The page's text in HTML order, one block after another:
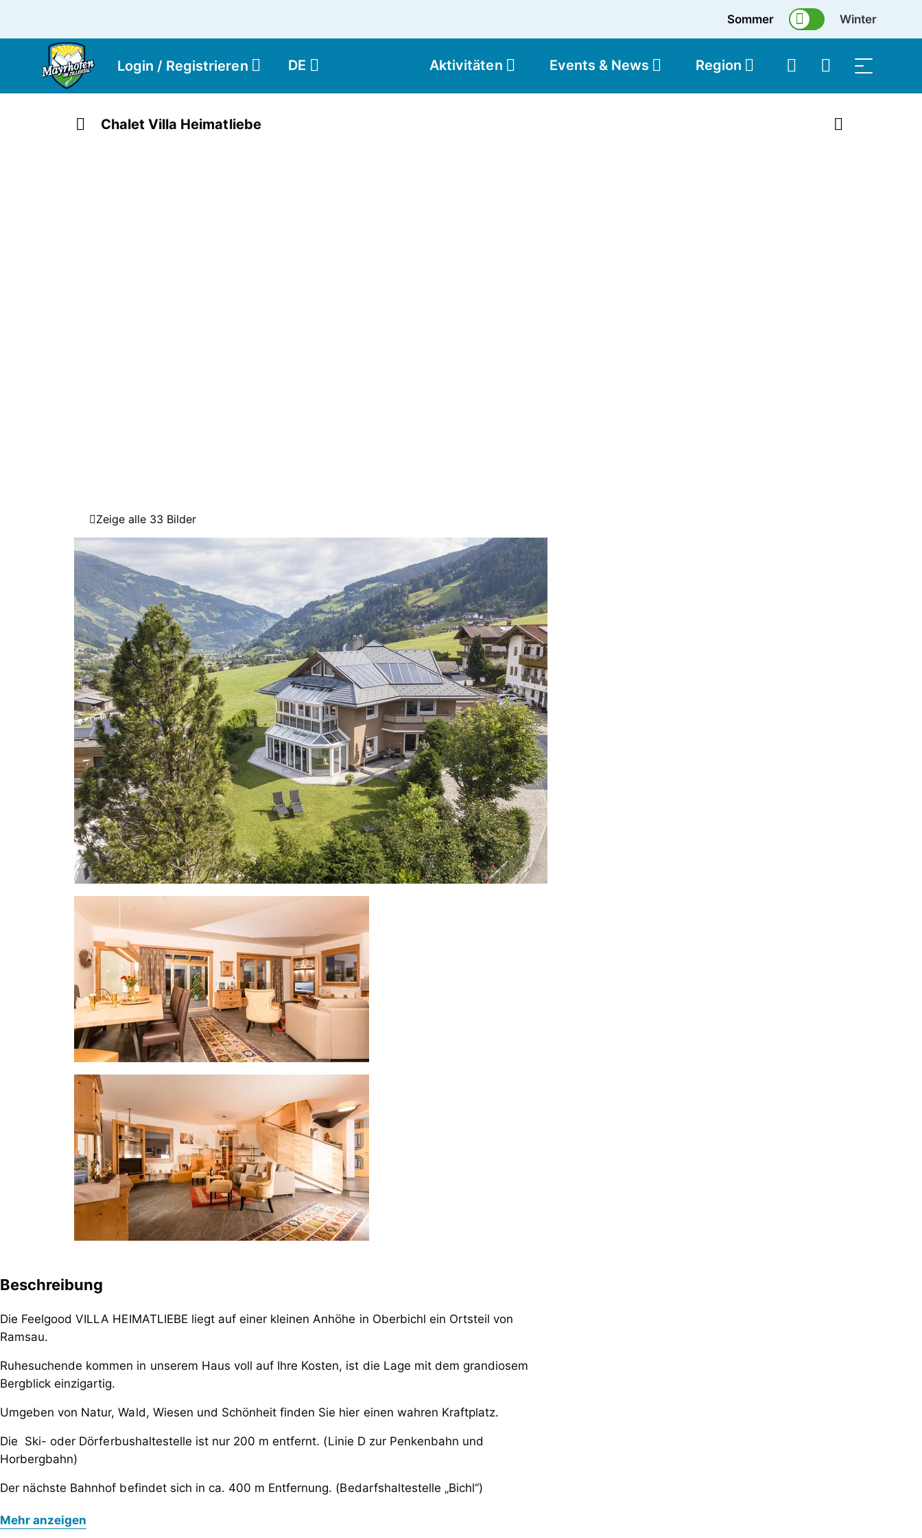
Sommer Winter
Login / Registrieren DE Aktivitäten Events & News Region
Chalet Villa Heimatliebe
Zeige alle 33 Bilder
Beschreibung
Die Feelgood VILLA HEIMATLIEBE liegt auf einer kleinen Anhöhe in Oberbichl ein Ortsteil von
Ramsau.
Ruhesuchende kommen in unserem Haus voll auf Ihre Kosten, ist die Lage mit dem grandiosem
Bergblick einzigartig.
Umgeben von Natur, Wald, Wiesen und Schönheit finden Sie hier einen wahren Kraftplatz.
Die Ski- oder Dörferbushaltestelle ist nur 200 m entfernt. (Linie D zur Penkenbahn und
Horbergbahn)
Der nächste Bahnhof befindet sich in ca. 400 m Entfernung. (Bedarfshaltestelle „Bichl“)
Auf 2 Etagen mit 4 Schlafzimmern oder 3 Etagen mit 6 Schlafzimmern erstreckt sich dieses
Ramsau.
Mehr anzeigen